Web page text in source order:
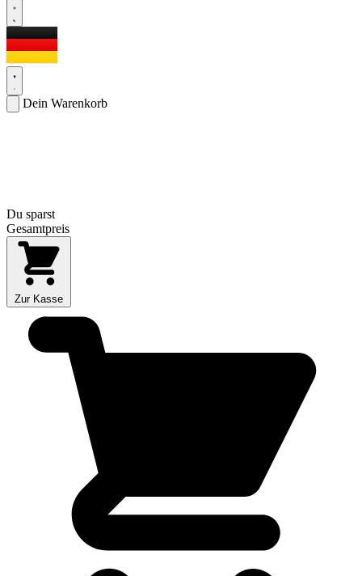
Dein Warenkorb
Du sparst
Gesamtpreis
Zur Kasse